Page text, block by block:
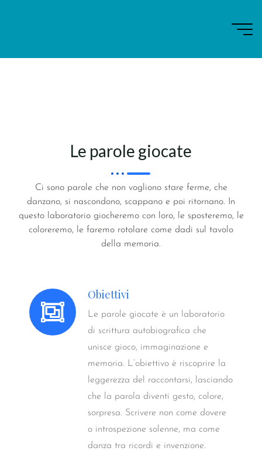
Le parole giocate
Ci sono parole che non vogliono stare ferme, che
danzano, si nascondono, scappano e poi ritornano. In
questo laboratorio giocheremo con loro, le sposteremo, le
coloreremo, le faremo rotolare come dadi sul tavolo
della memoria.
Obiettivi
Le parole giocate è un laboratorio
di scrittura autobiografica che
unisce gioco, immaginazione e
memoria. L’obiettivo è riscoprire la
leggerezza del raccontarsi, lasciando
che la parola diventi gesto, colore,
sorpresa. Scrivere non come dovere
o introspezione solenne, ma come
danza tra ricordi e invenzione.